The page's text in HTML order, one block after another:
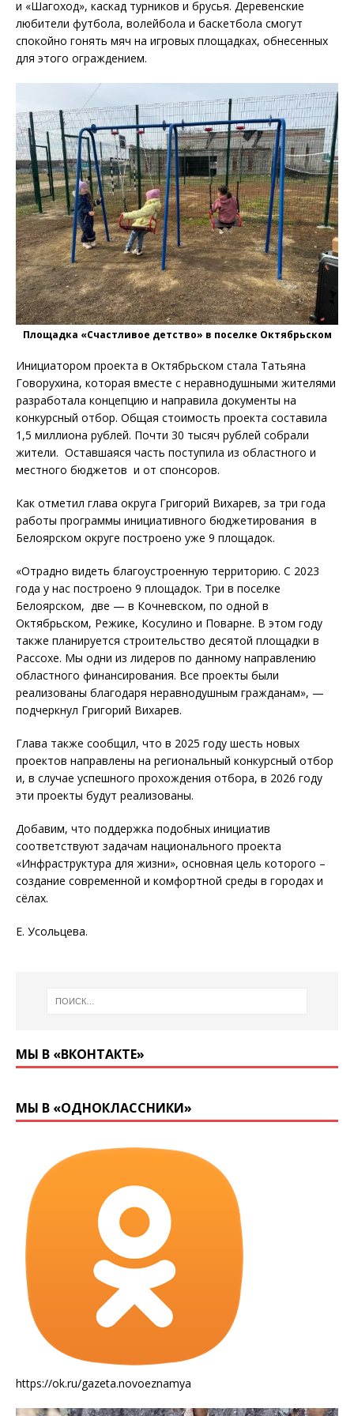
и «Шагоход», каскад турников и брусья. Деревенские
любители футбола, волейбола и баскетбола смогут
спокойно гонять мяч на игровых площадках, обнесенных
для этого ограждением.
Площадка «Счастливое детство» в поселке Октябрьском
Инициатором проекта в Октябрьском стала Татьяна
Говорухина, которая вместе с неравнодушными жителями
разработала концепцию и направила документы на
конкурсный отбор. Общая стоимость проекта составила
1,5 миллиона рублей. Почти 30 тысяч рублей собрали
жители. Оставшаяся часть поступила из областного и
местного бюджетов и от спонсоров.
Как отметил глава округа Григорий Вихарев, за три года
работы программы инициативного бюджетирования в
Белоярском округе построено уже 9 площадок.
«Отрадно видеть благоустроенную территорию. С 2023
года у нас построено 9 площадок. Три в поселке
Белоярском, две — в Кочневском, по одной в
Октябрьском, Режике, Косулино и Поварне. В этом году
также планируется строительство десятой площадки в
Рассохе. Мы одни из лидеров по данному направлению
областного финансирования. Все проекты были
реализованы благодаря неравнодушным гражданам», —
подчеркнул Григорий Вихарев.
Глава также сообщил, что в 2025 году шесть новых
проектов направлены на региональный конкурсный отбор
и, в случае успешного прохождения отбора, в 2026 году
эти проекты будут реализованы.
Добавим, что поддержка подобных инициатив
соответствуют задачам национального проекта
«Инфраструктура для жизни», основная цель которого –
создание современной и комфортной среды в городах и
сёлах.
Е. Усольцева.
МЫ В «ВКОНТАКТЕ»
МЫ В «ОДНОКЛАССНИКИ»
https://ok.ru/gazeta.novoeznamya